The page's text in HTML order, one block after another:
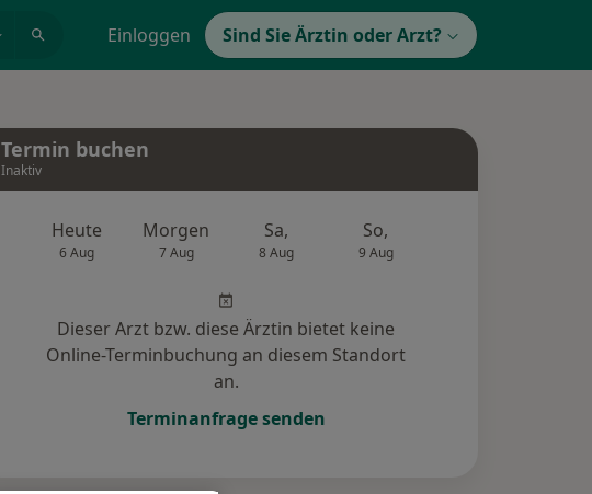
Einloggen Sind Sie Ärztin oder Arzt?
Termin buchen
Inaktiv
Heute
6 Aug
Morgen
7 Aug
Sa,
8 Aug
So,
9 Aug
Dieser Arzt bzw. diese Ärztin bietet keine
Online-Terminbuchung an diesem Standort
an.
Terminanfrage senden